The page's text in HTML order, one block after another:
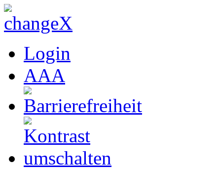
Login
AAA